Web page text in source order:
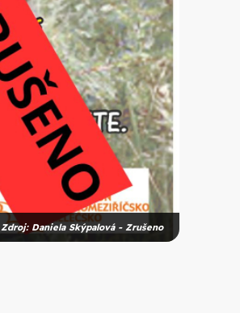
Zdroj: Daniela Skýpalová - Zrušeno